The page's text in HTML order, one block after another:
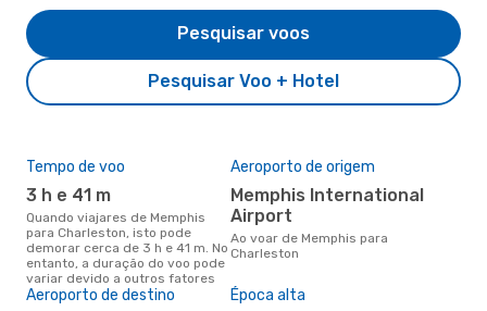
Pesquisar Voo + Hotel
Pesquisar voos
Tempo de voo
3 h e 41 m
Quando viajares de Memphis
para Charleston, isto pode
demorar cerca de 3 h e 41 m. No
entanto, a duração do voo pode
variar devido a outros fatores
Aeroporto de origem
Memphis International
Airport
Ao voar de Memphis para
Charleston
Aeroporto de destino Época alta